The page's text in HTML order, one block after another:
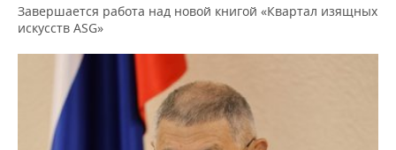
Завершается работа над новой книгой «Квартал изящных
искусств ASG»